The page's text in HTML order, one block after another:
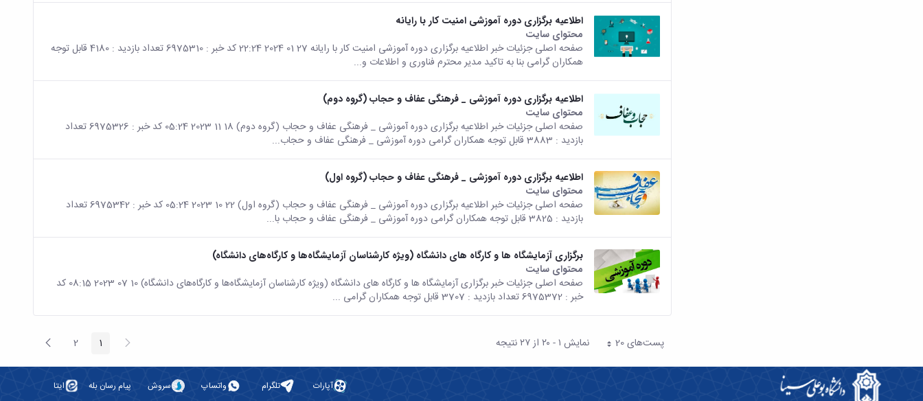
اطلاعیه برگزاری دوره آموزشی امنیت کار با رایانه
محتوای سایت
صفحه اصلی جزئیات خبر اطلاعیه برگزاری دوره آموزشی امنیت کار با رایانه 27 01 2024 22:24 کد خبر : 6975310 تعداد بازدید : 4180 قابل توجه
همکاران گرامی بنا به تاکید مدیر محترم فناوری و اطلاعات و...
اطلاعیه برگزاری دوره آموزشی _ فرهنگی عفاف و حجاب (گروه دوم)
محتوای سایت
صفحه اصلی جزئیات خبر اطلاعیه برگزاری دوره آموزشی _ فرهنگی عفاف و حجاب (گروه دوم) 18 11 2023 05:24 کد خبر : 6975326 تعداد
بازدید : 3883 قابل توجه همکاران گرامی دوره آموزشی _ فرهنگی عفاف و حجاب...
اطلاعیه برگزاری دوره آموزشی _ فرهنگی عفاف و حجاب (گروه اول)
محتوای سایت
صفحه اصلی جزئیات خبر اطلاعیه برگزاری دوره آموزشی _ فرهنگی عفاف و حجاب (گروه اول) 22 10 2023 05:24 کد خبر : 6975342 تعداد
بازدید : 3825 قابل توجه همکاران گرامی دوره آموزشی _ فرهنگی عفاف و حجاب با...
برگزاری آزمایشگاه ها و کارگاه های دانشگاه (ویژه کارشناسان آزمایشگاه‌ها و کارگاه‌های دانشگاه)
محتوای سایت
صفحه اصلی جزئیات خبر برگزاری آزمایشگاه ها و کارگاه های دانشگاه (ویژه کارشناسان آزمایشگاه‌ها و کارگاه‌های دانشگاه) 10 07 2023 08:15 کد
خبر : 6975372 تعداد بازدید : 3707 قابل توجه همکاران گرامی ...
پست‌‌های 20هر صفحه نمایش ۱ - ۲۰ از ۲۷ نتیجه پیغام صفحه1 صفحه2 صفحه
آپارات تلگرام واتساپ سروش پیام رسان بله ایتا